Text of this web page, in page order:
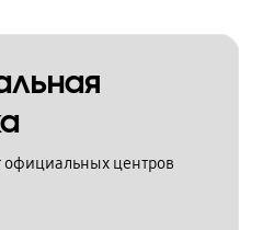
официальных центров